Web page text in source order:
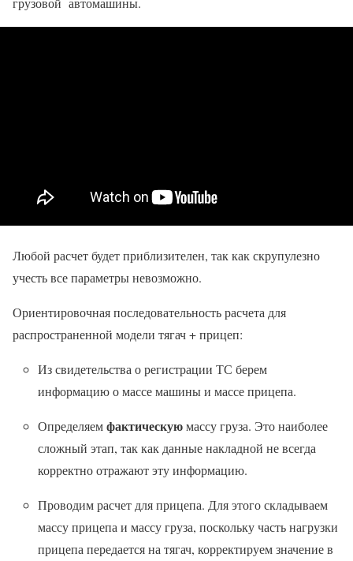
Любой расчет будет приблизителен, так как скрупулезно
учесть все параметры невозможно.
Ориентировочная последовательность расчета для
распространенной модели тягач + прицеп:
Из свидетельства о регистрации ТС берем
информацию о массе машины и массе прицепа.
Определяемфактическуюмассу груза. Это наиболее
сложный этап, так как данные накладной не всегда
корректно отражают эту информацию.
Проводим расчет для прицепа. Для этого складываем
массу прицепа и массу груза, поскольку часть нагрузки
прицепа передается на тягач, корректируем значение в